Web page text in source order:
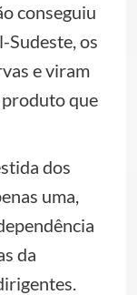
conseguiu
Sudeste, os
e viram
que
dos
uma,
da